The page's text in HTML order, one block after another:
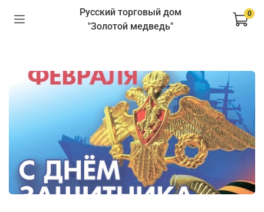
Русский торговый дом
"Золотой медведь"
0